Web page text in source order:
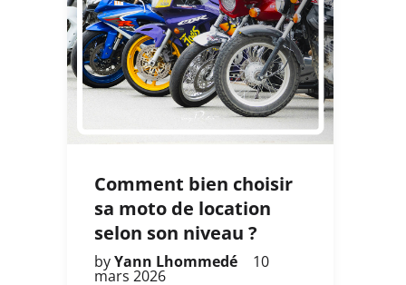
Comment bien choisir
sa moto de location
selon son niveau ?
byYann Lhommedé 10
mars 2026